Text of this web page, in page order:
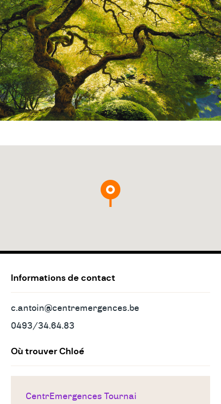
Adresses
contact
Informations de contact
c.antoin@centremergences.be
0493/34.64.83
Où trouver Chloé
CentrEmergences Tournai